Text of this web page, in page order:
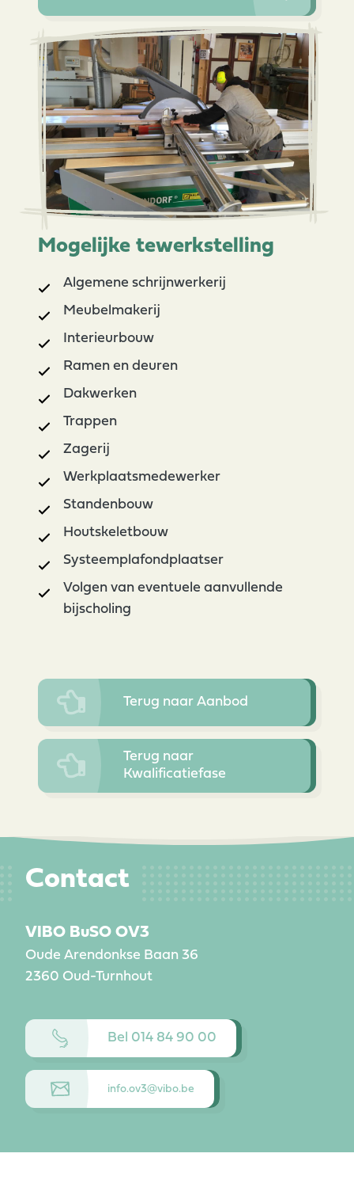
Mogelijke tewerkstelling
Algemene schrijnwerkerij
Meubelmakerij
Interieurbouw
Ramen en deuren
Dakwerken
Trappen
Zagerij
Werkplaatsmedewerker
Standenbouw
Houtskeletbouw
Systeemplafondplaatser
Volgen van eventuele aanvullende
bijscholing
Terug naar Aanbod
Terug naar
Kwalificatiefase
Contact
VIBO BuSO OV3
Oude Arendonkse Baan 36
2360 Oud-Turnhout
Bel 014 84 90 00
info.ov3@vibo.be